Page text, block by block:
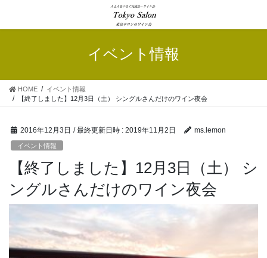
テ
ス
ゲ
ン
イベント情報
HOME
イベント情報
【終了しました】12月3日（土） シングルさんだけのワイン夜会
2016年12月3日 / 最終更新日時 : 2019年11月2日 ms.lemon
イベント情報
【終了しました】12月3日（土） シ
ングルさんだけのワイン夜会